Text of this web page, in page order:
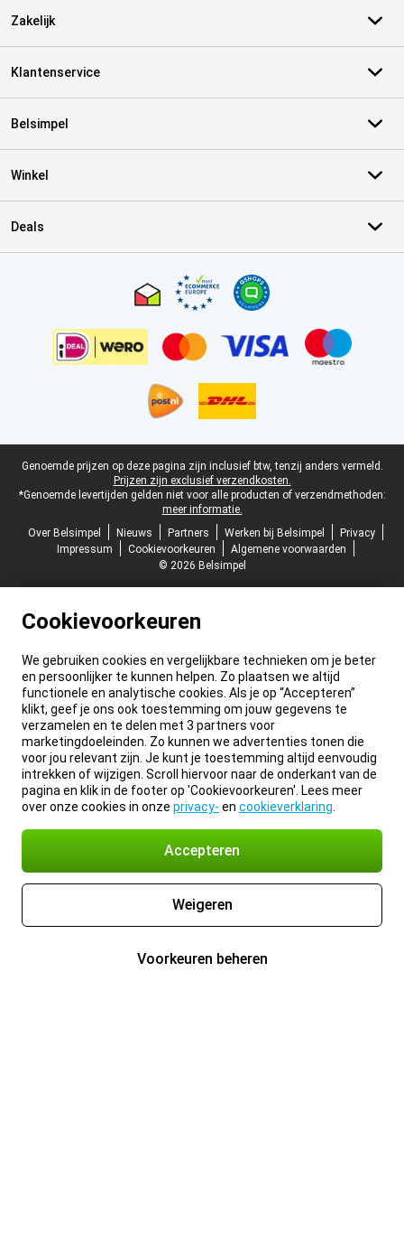
Zakelijk
Klantenservice
Belsimpel
Winkel
Deals
Juridische voettekst
Genoemde prijzen op deze pagina zijn inclusief btw, tenzij anders vermeld.
Prijzen zijn exclusief verzendkosten.
*Genoemde levertijden gelden niet voor alle producten of verzendmethoden:
meer informatie.
Over Belsimpel
Nieuws Partners Werken bij Belsimpel
Privacy
Impressum
Cookievoorkeuren
Algemene voorwaarden
© 2026 Belsimpel
Cookievoorkeuren
We gebruiken cookies en vergelijkbare technieken om je beter
en persoonlijker te kunnen helpen. Zo plaatsen we altijd
functionele en analytische cookies. Als je op “Accepteren”
klikt, geef je ons ook toestemming om jouw gegevens te
verzamelen en te delen met 3 partners voor
marketingdoeleinden. Zo kunnen we advertenties tonen die
voor jou relevant zijn. Je kunt je toestemming altijd eenvoudig
intrekken of wijzigen. Scroll hiervoor naar de onderkant van de
pagina en klik in de footer op 'Cookievoorkeuren'. Lees meer
over onze cookies in onze privacy- en cookieverklaring
Accepteren
Weigeren
Voorkeuren beheren